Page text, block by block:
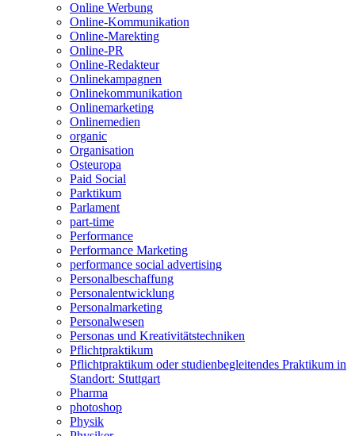
Online Werbung
Online-Kommunikation
Online-Marekting
Online-PR
Online-Redakteur
Onlinekampagnen
Onlinekommunikation
Onlinemarketing
Onlinemedien
organic
Organisation
Osteuropa
Paid Social
Parktikum
Parlament
part-time
Performance
Performance Marketing
performance social advertising
Personalbeschaffung
Personalentwicklung
Personalmarketing
Personalwesen
Personas und Kreativitätstechniken
Pflichtpraktikum
Pflichtpraktikum oder studienbegleitendes Praktikum in
Standort: Stuttgart
Pharma
photoshop
Physik